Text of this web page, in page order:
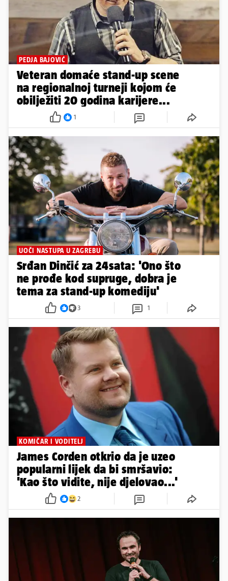
PEDJA BAJOVIĆ
Veteran domaće stand-up scene
na regionalnoj turneji kojom će
obilježiti 20 godina karijere...
1
UOČI NASTUPA U ZAGREBU
Srđan Dinčić za 24sata: 'Ono što
ne prođe kod supruge, dobra je
tema za stand-up komediju'
3 1
KOMIČAR I VODITELJ
James Corden otkrio da je uzeo
popularni lijek da bi smršavio:
'Kao što vidite, nije djelovao...'
2